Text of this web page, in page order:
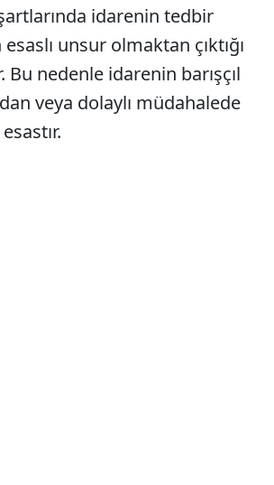
idarenin tedbir
unsur olmaktan çıktığı
nedenle idarenin barışçıl
veya dolaylı müdahalede